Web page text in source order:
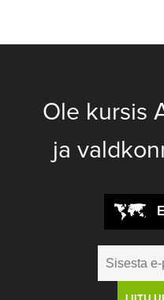
Ole kursis
ja